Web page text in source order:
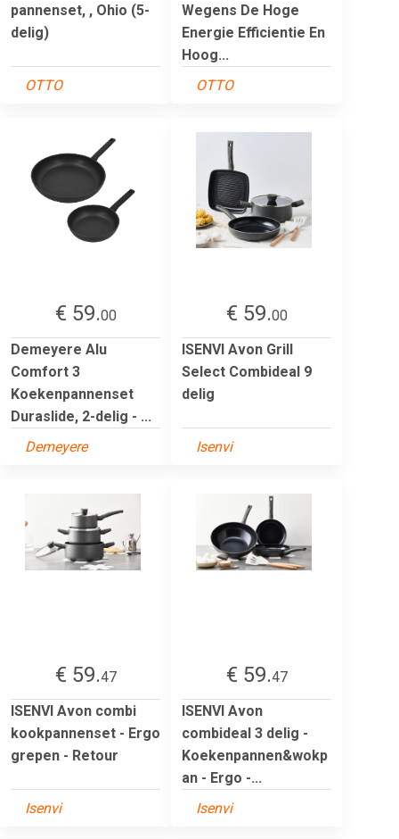
pannenset, , Ohio (5-
delig)
OTTO
Wegens De Hoge
Energie Efficientie En
Hoog...
OTTO
€ 59.00
Demeyere Alu
Comfort 3
Koekenpannenset
Duraslide, 2-delig - ...
Demeyere
€ 59.00
ISENVI Avon Grill
Select Combideal 9
delig
Isenvi
€ 59.47
ISENVI Avon combi
kookpannenset - Ergo
grepen - Retour
Isenvi
€ 59.47
ISENVI Avon
combideal 3 delig -
Koekenpannen&wokp
an - Ergo -...
Isenvi